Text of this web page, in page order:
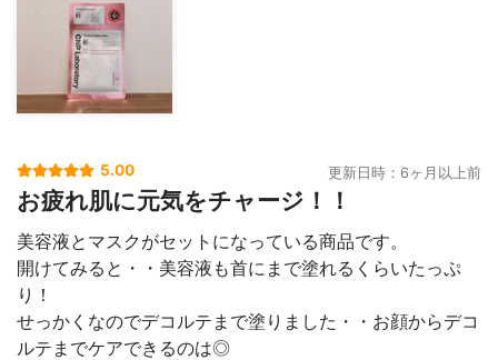
5.00 更新日時：6ヶ月以上前
お疲れ肌に元気をチャージ！！
美容液とマスクがセットになっている商品です。
開けてみると・・美容液も首にまで塗れるくらいたっぷ
り！
せっかくなのでデコルテまで塗りました・・お顔からデコ
ルテまでケアできるのは◎